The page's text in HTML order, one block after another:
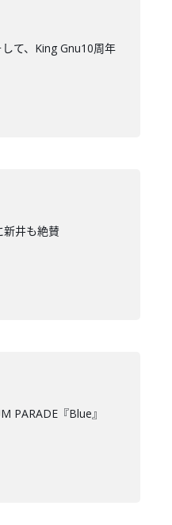
て、King Gnu10周年
井も絶賛
PARADE『Blue』